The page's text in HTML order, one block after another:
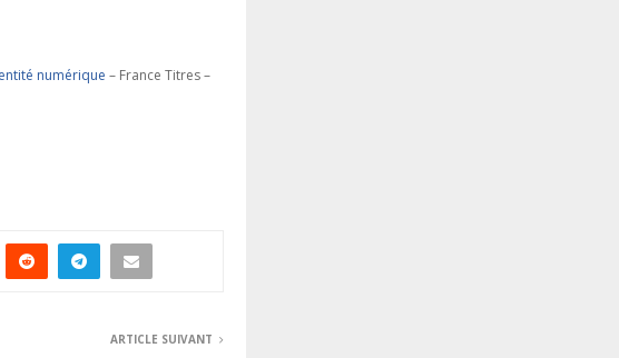
numérique – France Titres –
ARTICLE SUIVANT